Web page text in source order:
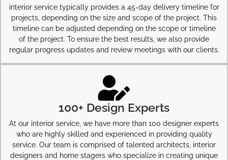
interior service typically provides a 45-day delivery timeline for
projects, depending on the size and scope of the project. This
timeline can be adjusted depending on the scope or timeline
of the project. To ensure the best results, we also provide
regular progress updates and review meetings with our clients.
100+ Design Experts
At our interior service, we have more than 100 designer experts
who are highly skilled and experienced in providing quality
service. Our team is comprised of talented architects, interior
designers and home stagers who specialize in creating unique